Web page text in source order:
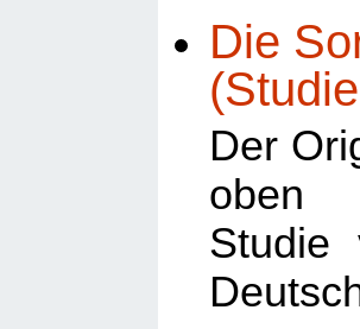
Die
Der
oben
Studie